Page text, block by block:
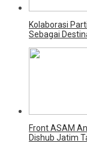
Kolaborasi
Sebagai
Front ASAM
Dishub Jatim